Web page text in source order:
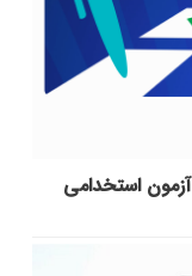
استخدامی